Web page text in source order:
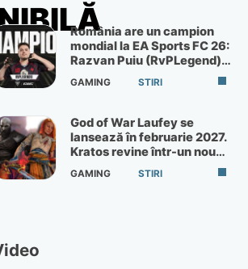
România are un campion
mondial la EA Sports FC 26:
Razvan Puiu (RvPLegend)
câștigă turneul de la Paris
GAMING STIRI
God of War Laufey se
lansează în februarie 2027.
Kratos revine într-un nou
God of War
GAMING STIRI